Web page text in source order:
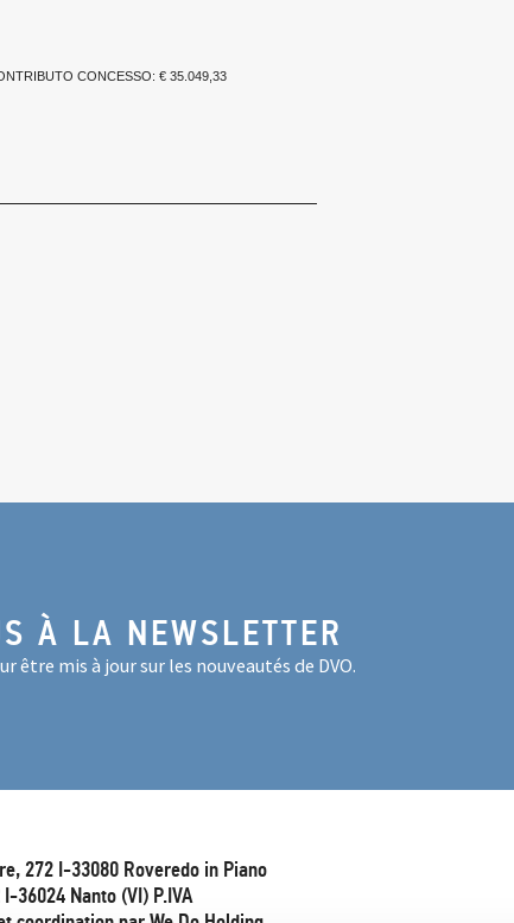
CONCESSO: € 35.049,33
À LA NEWSLETTER
être mis à jour sur les nouveautés de DVO.
272 I-33080 Roveredo in Piano
36024 Nanto (VI) P.IVA